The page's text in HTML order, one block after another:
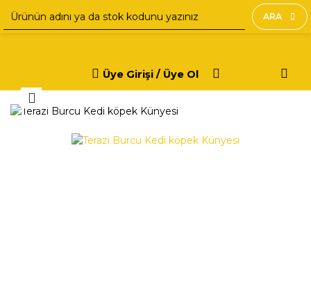
ARA
Üye Girişi / Üye Ol